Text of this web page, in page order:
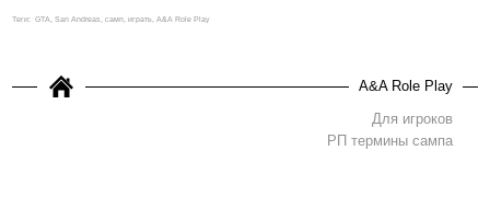
Теги: GTA, San Andreas, самп, играть, A&A Role Play
A&A Role Play
Для игроков
РП термины сампа